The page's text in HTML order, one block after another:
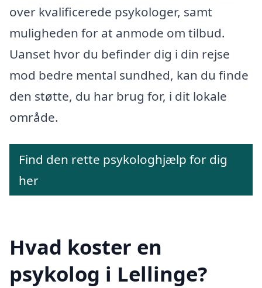
over kvalificerede psykologer, samt
muligheden for at anmode om tilbud.
Uanset hvor du befinder dig i din rejse
mod bedre mental sundhed, kan du finde
den støtte, du har brug for, i dit lokale
område.
Find den rette psykologhjælp for dig
her
Hvad koster en
psykolog i Lellinge?